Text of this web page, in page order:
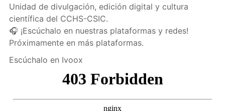
Unidad de divulgación, edición digital y cultura
científica del CCHS-CSIC.
🎧 ¡Escúchalo en nuestras plataformas y redes!
Próximamente en más plataformas.
Escúchalo en Ivoox